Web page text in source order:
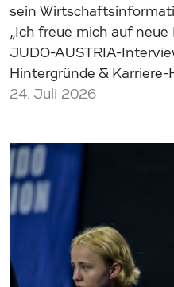
sein
„Ich freue mich auf
JUDO-AUSTRIA-
Hintergründe & Karriere-
24. Juli 2026